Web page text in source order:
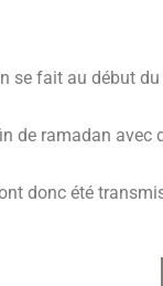
se fait au début
de ramadan avec
donc été